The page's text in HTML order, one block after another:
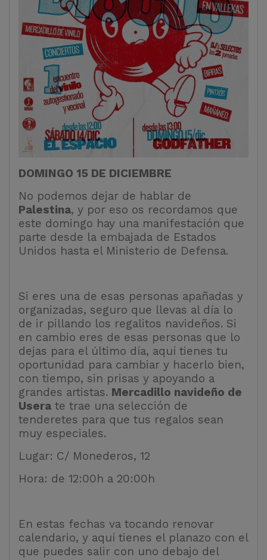
DOMINGO 15 DE DICIEMBRE
No podemos dejar de hablar de
Palestina, y por eso os recordamos que
este domingo hay una manifestación que
parte desde la embajada de Estados
Unidos hasta el Ministerio de Defensa.
Si eres una de esas personas apañadas y
organizadas, seguro que llevas al día lo
de ir pillando los regalitos navideños. Si
en cambio eres de esas personas que lo
dejas para el último día, aquí tienes tu
oportunidad para cambiar y hacerlo bien,
con tiempo, sin prisas y apoyando a
grandes artistas. Mercadillo navideño de
Usera te trae una selección de
tenderetes para que tus regalos sean
muy especiales.
Lugar: C/ Monederos, 12
Hora: de 12:00h a 20:00h
En estas fechas va tocando renovar
calendario, y aquí tienes el planazo con el
que puedes salir con uno debajo del